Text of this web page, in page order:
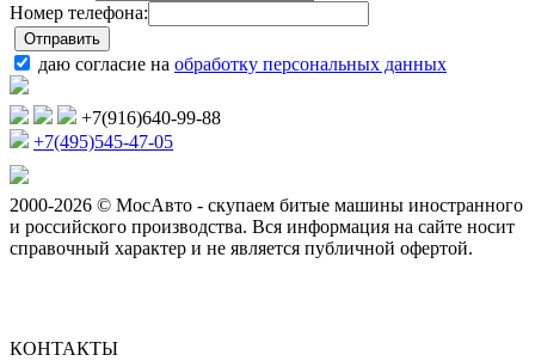
Номер телефона:
даю согласие на обработку персональных данных
+7(916)640-99-88
+7(495)545-47-05
2000-2026 © МосАвто - скупаем битые машины иностранного
и российского производства. Вся информация на сайте носит
справочный характер и не является публичной офертой.
КОНТАКТЫ